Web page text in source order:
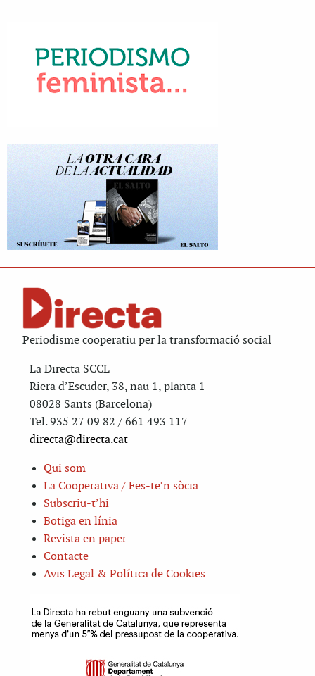
Periodisme cooperatiu per la transformació social
La Directa SCCL
Riera d’Escuder, 38, nau 1, planta 1
08028 Sants (Barcelona)
Tel. 935 27 09 82 / 661 493 117
directa@directa.cat
Qui som
La Cooperativa / Fes-te’n sòcia
Subscriu-t’hi
Botiga en línia
Revista en paper
Contacte
Avis Legal & Política de Cookies